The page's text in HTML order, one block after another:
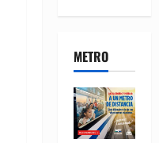
METRO